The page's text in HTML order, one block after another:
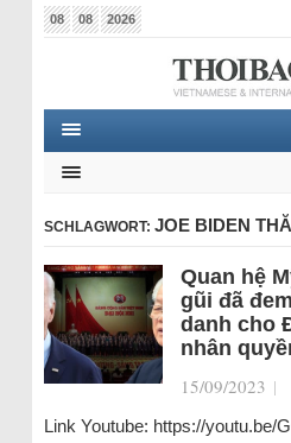
08 08 2026
SCHLAGWORT: JOE BIDEN
Quan hệ
gũi đã
danh cho
nhân
15/09/2023 |
Link Youtube: https://youtu.be/